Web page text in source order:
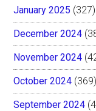
January 2025 (327)
December 2024
November 2024
October 2024 (369)
September 2024